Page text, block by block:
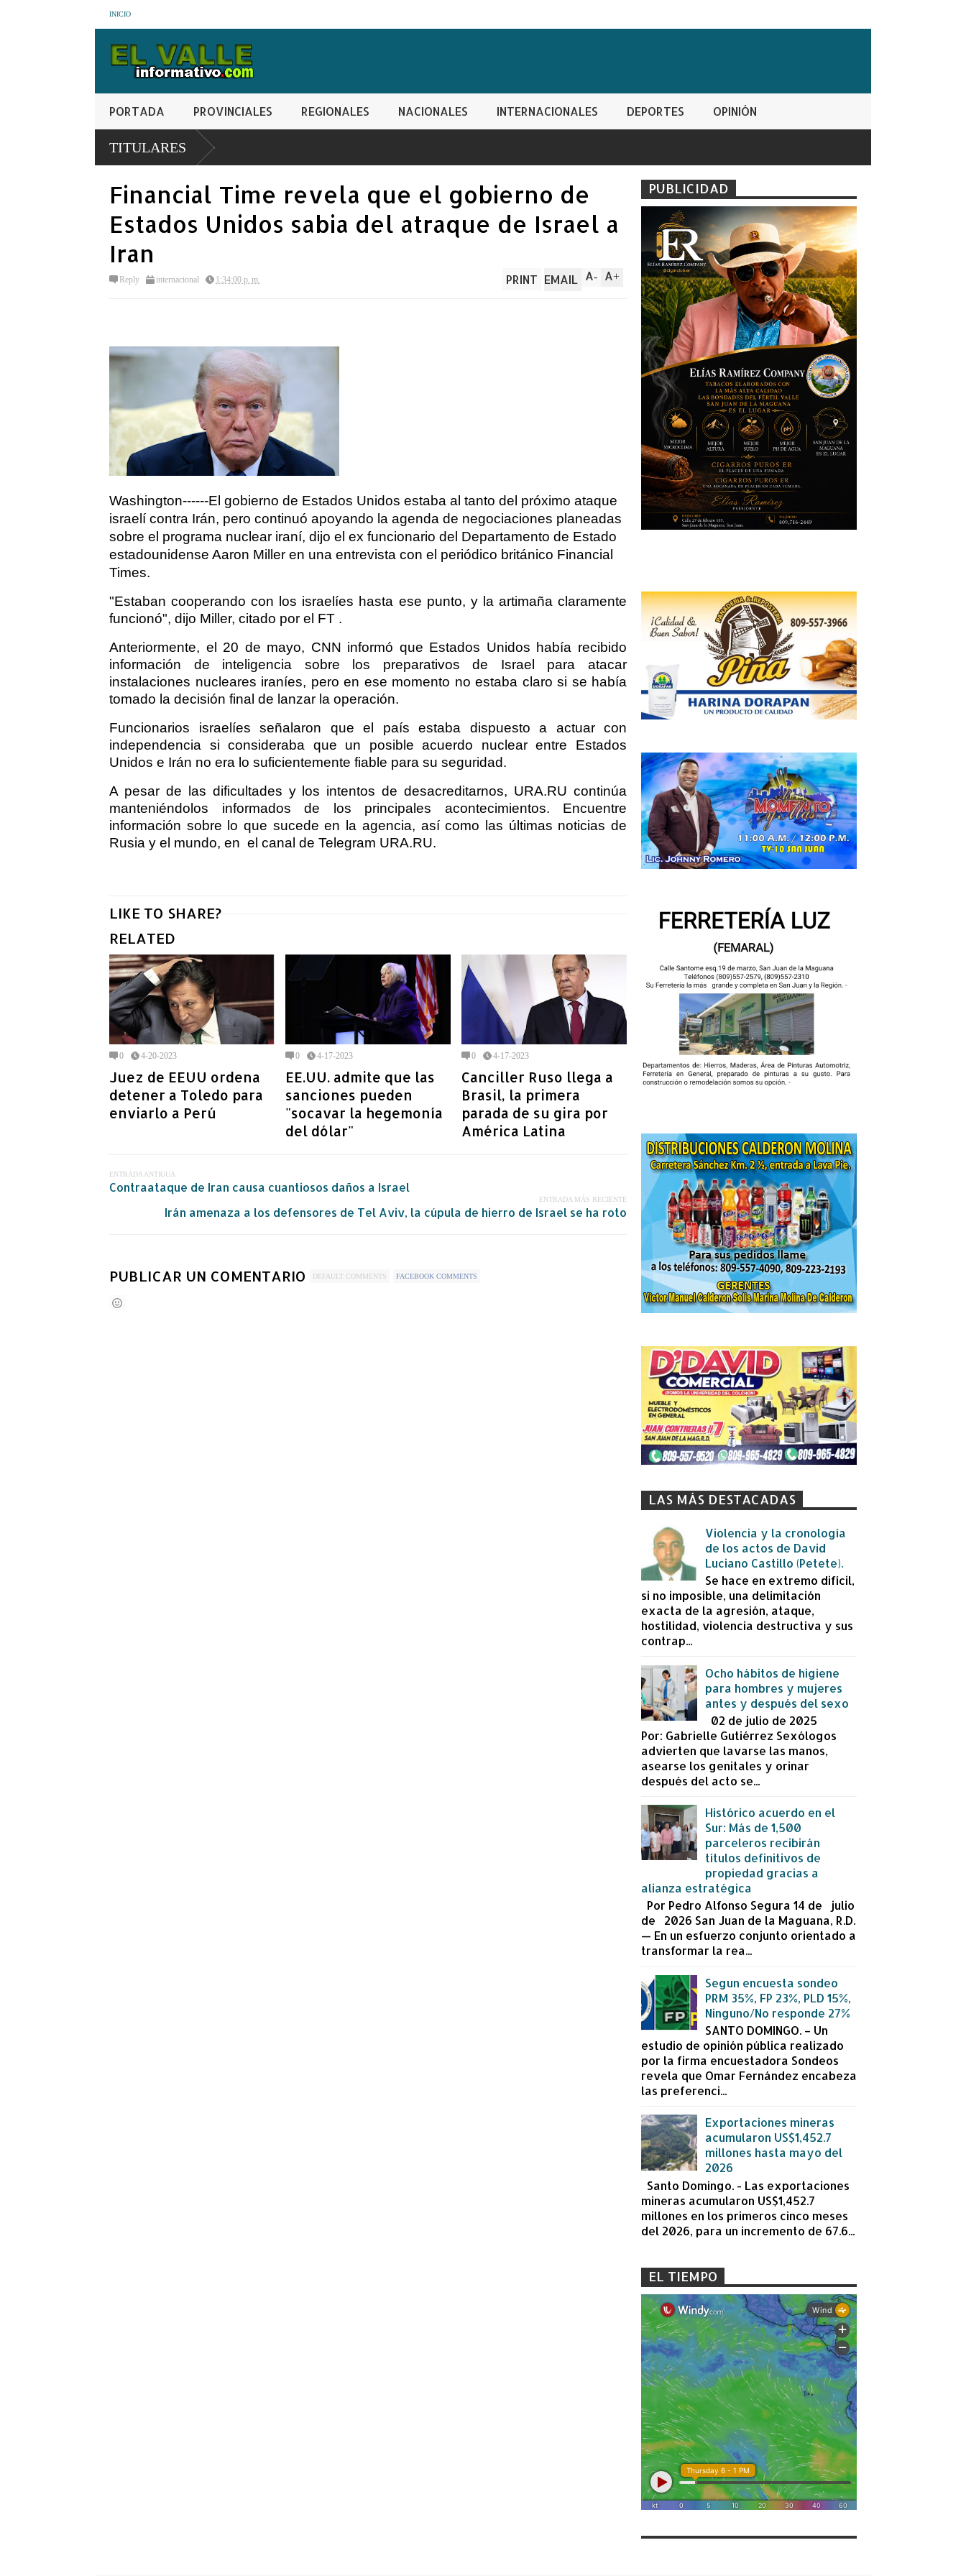
INICIO
PORTADA PROVINCIALES REGIONALES NACIONALES INTERNACIONALES DEPORTES OPINIÓN
TITULARES
Financial Time revela que el gobierno de
Estados Unidos sabia del atraque de Israel a
Iran
Reply internacional 1:34:00 p. m. A+
A-
PRINT EMAIL
Washington------El gobierno de Estados Unidos estaba al tanto del próximo ataque
israelí contra Irán, pero continuó apoyando la agenda de negociaciones planeadas
sobre el programa nuclear iraní, dijo el ex funcionario del Departamento de Estado
estadounidense Aaron Miller en una entrevista con el periódico británico Financial
Times.
"Estaban cooperando con los israelíes hasta ese punto, y la artimaña claramente
funcionó", dijo Miller, citado por el FT .
Anteriormente, el 20 de mayo, CNN informó que Estados Unidos había recibido
información de inteligencia sobre los preparativos de Israel para atacar
instalaciones nucleares iraníes, pero en ese momento no estaba claro si se había
tomado la decisión final de lanzar la operación.
Funcionarios israelíes señalaron que el país estaba dispuesto a actuar con
independencia si consideraba que un posible acuerdo nuclear entre Estados
Unidos e Irán no era lo suficientemente fiable para su seguridad.
A pesar de las dificultades y los intentos de desacreditarnos, URA.RU continúa
manteniéndolos informados de los principales acontecimientos. Encuentre
información sobre lo que sucede en la agencia, así como las últimas noticias de
Rusia y el mundo, en el canal de Telegram URA.RU.
LIKE TO SHARE?
RELATED
0 4-20-2023
Juez de EEUU ordena
detener a Toledo para
enviarlo a Perú
0 4-17-2023
EE.UU. admite que las
sanciones pueden
"socavar la hegemonía
del dólar"
0 4-17-2023
Canciller Ruso llega a
Brasil, la primera
parada de su gira por
América Latina
ENTRADA ANTIGUA
Contraataque de Iran causa cuantiosos daños a Israel
ENTRADA MÁS RECIENTE
Irán amenaza a los defensores de Tel Aviv, la cúpula de hierro de Israel se ha roto
PUBLICAR UN COMENTARIO DEFAULT COMMENTS FACEBOOK COMMENTS
PUBLICIDAD
LAS MÁS DESTACADAS
Violencia y la cronología
de los actos de David
Luciano Castillo (Petete).
Se hace en extremo difícil,
si no imposible, una delimitación
exacta de la agresión, ataque,
hostilidad, violencia destructiva y sus
contrap...
Ocho hábitos de higiene
para hombres y mujeres
antes y después del sexo
02 de julio de 2025
Por: Gabrielle Gutiérrez Sexólogos
advierten que lavarse las manos,
asearse los genitales y orinar
después del acto se...
Histórico acuerdo en el
Sur: Más de 1,500
parceleros recibirán
títulos definitivos de
propiedad gracias a
alianza estratégica
Por Pedro Alfonso Segura 14 de julio
de 2026 San Juan de la Maguana, R.D.
— En un esfuerzo conjunto orientado a
transformar la rea...
Segun encuesta sondeo
PRM 35%, FP 23%, PLD 15%,
Ninguno/No responde 27%
SANTO DOMINGO. – Un
estudio de opinión pública realizado
por la firma encuestadora Sondeos
revela que Omar Fernández encabeza
las preferenci...
Exportaciones mineras
acumularon US$1,452.7
millones hasta mayo del
2026
Santo Domingo. - Las exportaciones
mineras acumularon US$1,452.7
millones en los primeros cinco meses
del 2026, para un incremento de 67.6...
EL TIEMPO